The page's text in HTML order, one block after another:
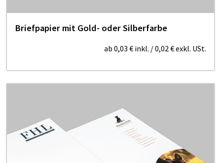
Briefpapier mit Gold- oder Silberfarbe
ab 0,03 € inkl. /0,02 €exkl. USt.